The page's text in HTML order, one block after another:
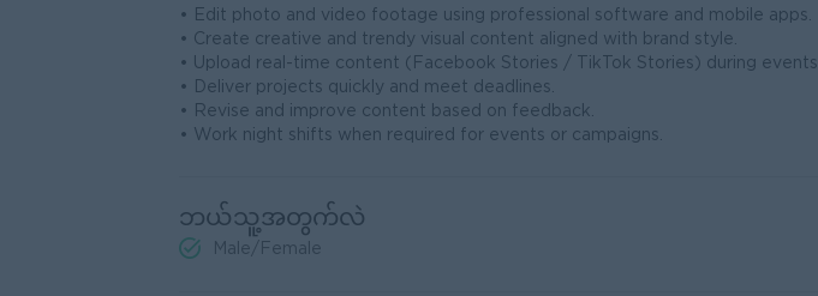
• Edit photo and video footage using professional software and mobile apps.
• Create creative and trendy visual content aligned with brand style.
• Upload real-time content (Facebook Stories / TikTok Stories) during events.
• Deliver projects quickly and meet deadlines.
• Revise and improve content based on feedback.
• Work night shifts when required for events or campaigns.
ဘယ်သူ့အတွက်လဲ
Male/Female